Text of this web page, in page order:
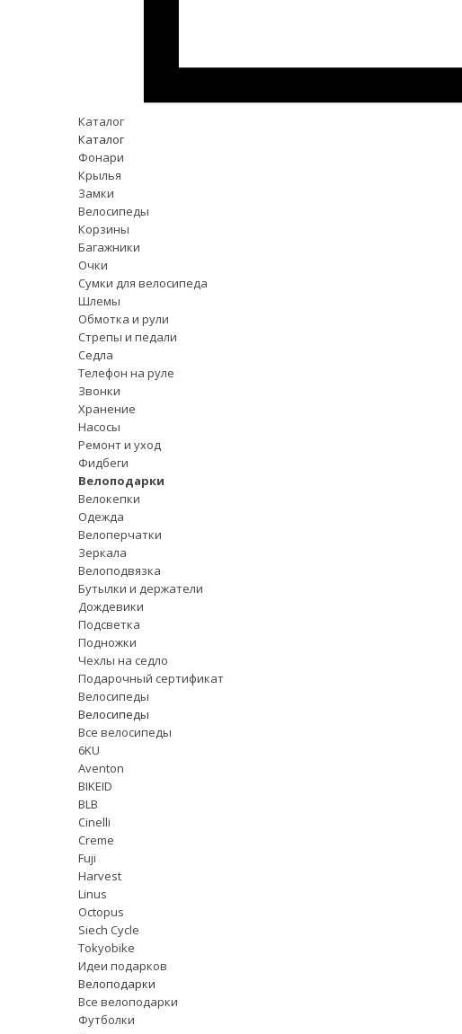
Каталог
Каталог
Фонари
Крылья
Замки
Велосипеды
Корзины
Багажники
Очки
Сумки для велосипеда
Шлемы
Обмотка и рули
Стрепы и педали
Седла
Телефон на руле
Звонки
Хранение
Насосы
Ремонт и уход
Фидбеги
Велоподарки
Велокепки
Одежда
Велоперчатки
Зеркала
Велоподвязка
Бутылки и держатели
Дождевики
Подсветка
Подножки
Чехлы на седло
Подарочный сертификат
Велосипеды
Велосипеды
Все велосипеды
6KU
Aventon
BIKEID
BLB
Cinelli
Creme
Fuji
Harvest
Linus
Octopus
Siech Cycle
Tokyobike
Идеи подарков
Велоподарки
Все велоподарки
Футболки